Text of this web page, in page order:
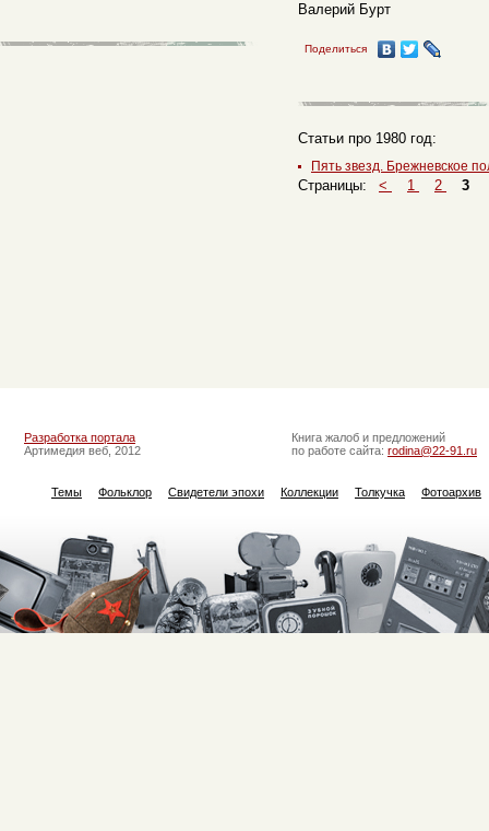
Валерий Бурт
Поделиться
Статьи про 1980 год:
Пять звезд. Брежневское
Страницы: < 1 2 3
Разработка портала
Артимедия веб, 2012
Книга жалоб и предложений
по работе сайта: rodina@22-91.ru
Темы Фольклор Свидетели эпохи Коллекции Толкучка Фотоархив